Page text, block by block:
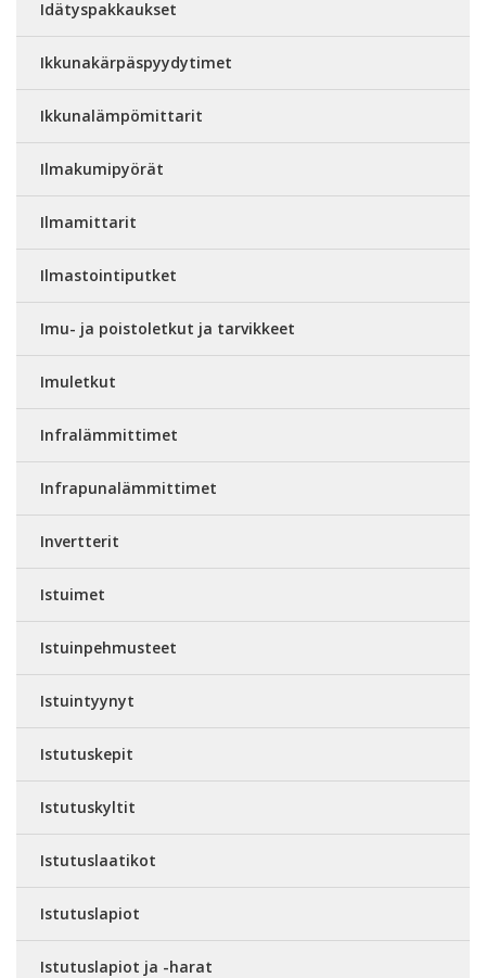
Idätyspakkaukset
Ikkunakärpäspyydytimet
Ikkunalämpömittarit
Ilmakumipyörät
Ilmamittarit
Ilmastointiputket
Imu- ja poistoletkut ja tarvikkeet
Imuletkut
Infralämmittimet
Infrapunalämmittimet
Invertterit
Istuimet
Istuinpehmusteet
Istuintyynyt
Istutuskepit
Istutuskyltit
Istutuslaatikot
Istutuslapiot
Istutuslapiot ja -harat